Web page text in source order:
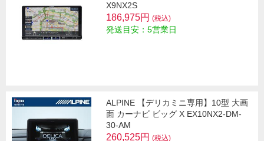
X9NX2S
186,975円 (税込)
発送目安：5営業日
ALPINE 【デリカミニ専用】10型 大画
面 カーナビ ビッグ X EX10NX2-DM-
30-AM
260,525円 (税込)